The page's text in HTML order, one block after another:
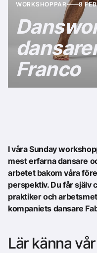
WORKSHOPPAR 8
Franco
I våra Sunday
mest erfarna dansare
arbetet bakom våra
perspektiv. Du får själv
praktiker och
kompaniets dansare
Lär känna